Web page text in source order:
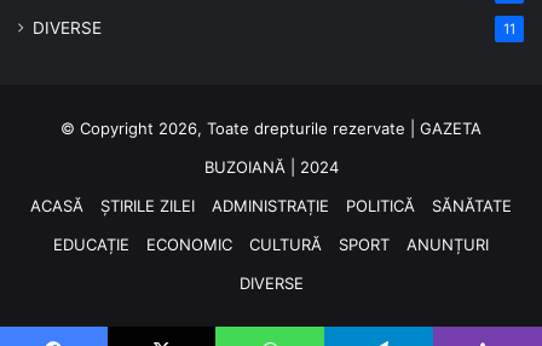
DIVERSE 11
© Copyright 2026, Toate drepturile rezervate | GAZETA
BUZOIANĂ | 2024
ACASĂ
ȘTIRILE ZILEI ADMINISTRAȚIE POLITICĂ
SĂNĂTATE
EDUCAȚIE
ECONOMIC CULTURĂ SPORT
ANUNȚURI
DIVERSE